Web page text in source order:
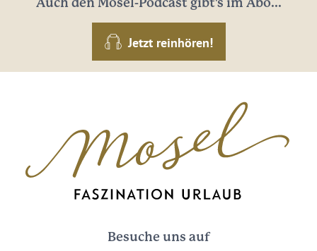
Auch den Mosel-Podcast gibt's im Abo...
Jetzt reinhören!
Besuche uns auf